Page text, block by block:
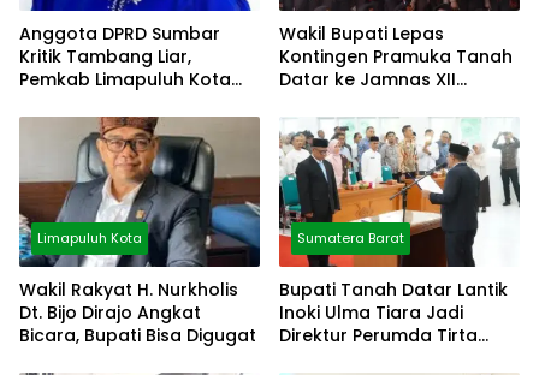
Anggota DPRD Sumbar
Kritik Tambang Liar,
Pemkab Limapuluh Kota
Wakil Bupati Lepas
Kontingen Pramuka Tanah
Datar ke Jamnas XII
Limapuluh Kota
Wakil Rakyat H. Nurkholis
Dt. Bijo Dirajo Angkat
Bicara, Bupati Bisa Digugat
Sumatera Barat
Bupati Tanah Datar Lantik
Inoki Ulma Tiara Jadi
Direktur Perumda Tirta